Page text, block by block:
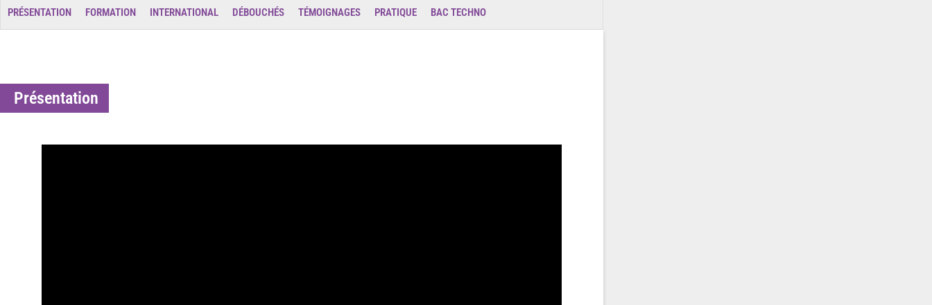
PRÉSENTATION FORMATION INTERNATIONAL DÉBOUCHÉS TÉMOIGNAGES PRATIQUE BAC TECHNO
Présentation